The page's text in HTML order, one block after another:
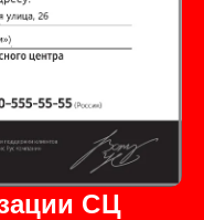
СЦ